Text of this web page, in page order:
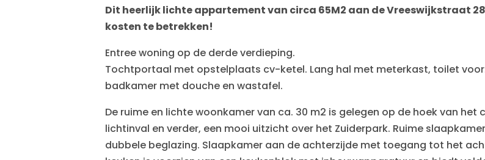
Dit heerlijk lichte appartement van circa 65M2 aan de Vreeswijkstraat
kosten te betrekken!
Entree woning op de derde verdieping.
Tochtportaal met opstelplaats cv-ketel. Lang hal met meterkast, toilet
badkamer met douche en wastafel.
De ruime en lichte woonkamer van ca. 30 m2 is gelegen op de hoek van
lichtinval en verder, een mooi uitzicht over het Zuiderpark. Ruime
dubbele beglazing. Slaapkamer aan de achterzijde met toegang tot het